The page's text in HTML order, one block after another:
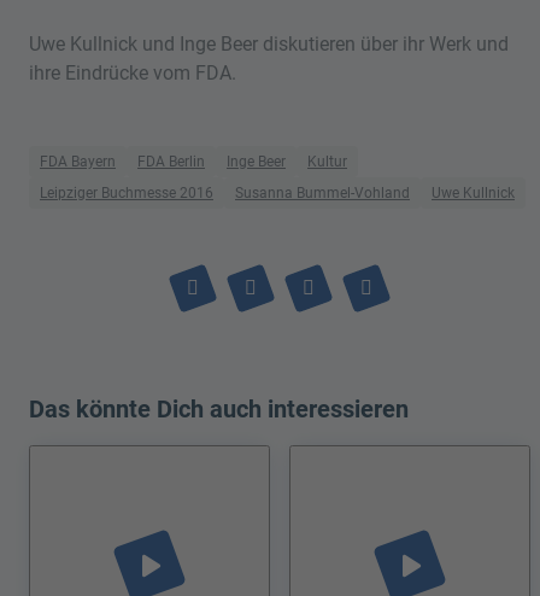
Uwe Kullnick und Inge Beer diskutieren über ihr Werk und
ihre Eindrücke vom FDA.
FDA Bayern FDA Berlin Inge Beer
Kultur
Leipziger Buchmesse 2016
Susanna Bummel-Vohland Uwe Kullnick
Das könnte Dich auch interessieren
play_arrow play_arrow